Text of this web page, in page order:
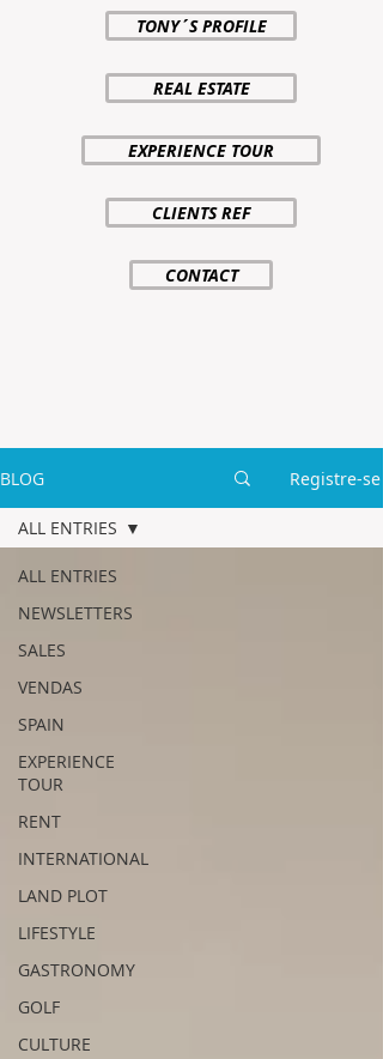
TONY´S PROFILE
REAL ESTATE
EXPERIENCE TOUR
CLIENTS REF
CONTACT
BLOG Registre-se
ALL ENTRIES
NEWSLETTERS
SALES
VENDAS
SPAIN
EXPERIENCE
TOUR
RENT
INTERNATIONAL
LAND PLOT
LIFESTYLE
GASTRONOMY
GOLF
CULTURE
ALL ENTRIES